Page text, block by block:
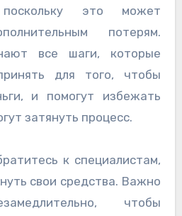
поскольку это может
потерям.
все шаги, которые
для того, чтобы
и помогут избежать
затянуть процесс.
к специалистам,
свои средства. Важно
чтобы